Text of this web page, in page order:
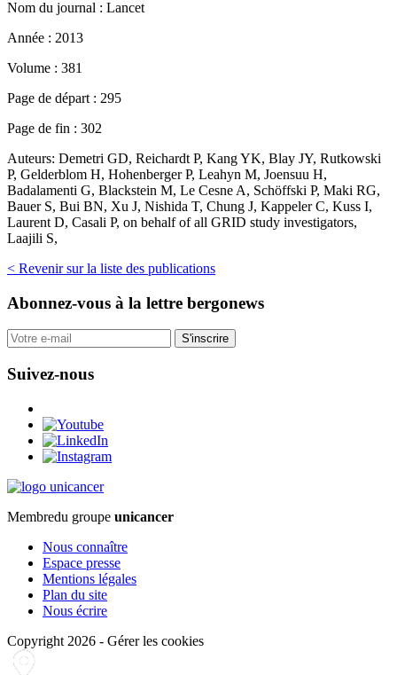
Nom du journal : Lancet
Année : 2013
Volume : 381
Page de départ : 295
Page de fin : 302
Auteurs: Demetri GD, Reichardt P, Kang YK, Blay JY, Rutkowski
P, Gelderblom H, Hohenberger P, Leahyn M, Joensuu H,
Badalamenti G, Blackstein M, Le Cesne A, Schöffski P, Maki RG,
Bauer S, Bui BN, Xu J, Nishida T, Chung J, Kappeler C, Kuss I,
Laurent D, Casali P, on behalf of all GRID study investigators,
Laajili S,
< Revenir sur la liste des publications
Abonnez-vous à la lettre bergonews
S'inscrire
Suivez-nous
Membredu groupe unicancer
Nous connaître
Espace presse
Mentions légales
Plan du site
Nous écrire
Copyright 2026 - Gérer les cookies